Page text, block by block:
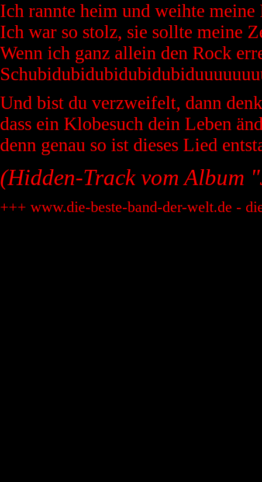
Ich rannte heim und weihte meine
Ich war so stolz, sie sollte meine
Wenn ich ganz allein den Rock
Und bist du verzweifelt, dann
dass ein Klobesuch dein Leben
denn genau so ist dieses Lied
(Hidden-Track vom Album
+++ www.die-beste-band-der-welt.de -